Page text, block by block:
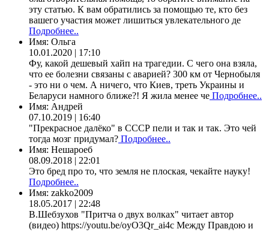
эту статью. К вам обратились за помощью те, кто без
вашего участия может лишиться увлекательного де
Подробнее..
Имя: Ольга
10.01.2020 | 17:10
Фу, какой дешевый хайп на трагедии. С чего она взяла,
что ее болезни связаны с аварией? 300 км от Чернобыля
- это ни о чем. А ничего, что Киев, треть Украины и
Беларуси намного ближе?! Я жила менее че Подробнее..
Имя: Андрей
07.10.2019 | 16:40
"Прекрасное далёко" в СССР пели и так и так. Это чей
тогда мозг придумал? Подробнее..
Имя: Нешароеб
08.09.2018 | 22:01
Это бред про то, что земля не плоская, чекайте науку!
Подробнее..
Имя: zakko2009
18.05.2017 | 22:48
В.Шебзухов "Притча о двух волках" читает автор
(видео) https://youtu.be/oyO3Qr_ai4c Между Правдою и